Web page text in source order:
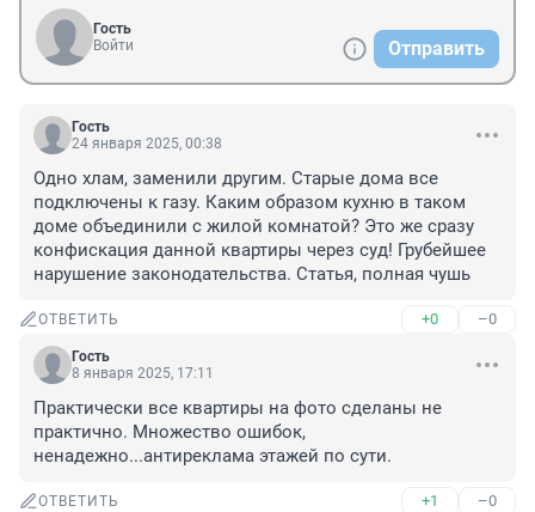
Гость
Войти
Отправить
Гость
24 января 2025, 00:38
Одно хлам, заменили другим. Старые дома все
подключены к газу. Каким образом кухню в таком
доме объединили с жилой комнатой? Это же сразу
конфискация данной квартиры через суд! Грубейшее
нарушение законодательства. Статья, полная чушь
ОТВЕТИТЬ +0 –0
Гость
8 января 2025, 17:11
Практически все квартиры на фото сделаны не
практично. Множество ошибок,
ненадежно...антиреклама этажей по сути.
ОТВЕТИТЬ +1 –0